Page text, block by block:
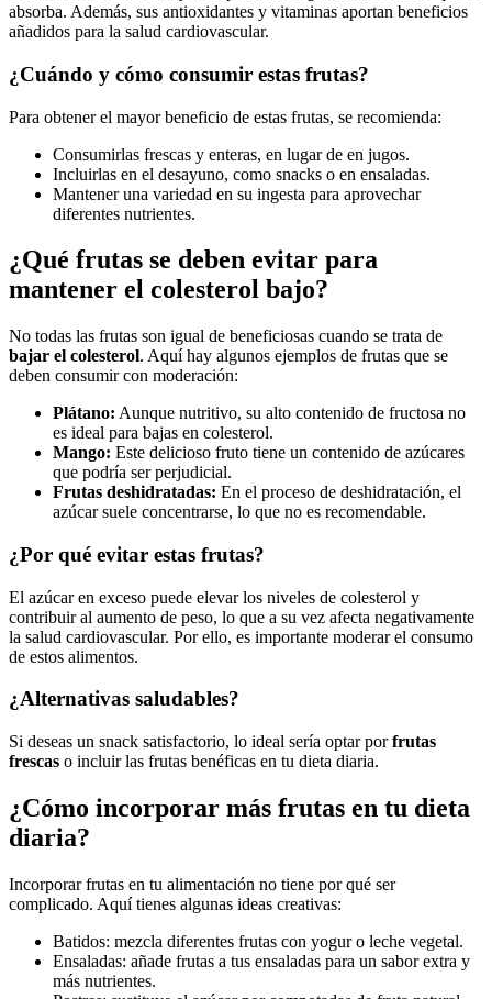
absorba. Además, sus antioxidantes y vitaminas aportan beneficios
añadidos para la salud cardiovascular.
¿Cuándo y cómo consumir estas frutas?
Para obtener el mayor beneficio de estas frutas, se recomienda:
Consumirlas frescas y enteras, en lugar de en jugos.
Incluirlas en el desayuno, como snacks o en ensaladas.
Mantener una variedad en su ingesta para aprovechar
diferentes nutrientes.
¿Qué frutas se deben evitar para
mantener el colesterol bajo?
No todas las frutas son igual de beneficiosas cuando se trata de
bajar el colesterol. Aquí hay algunos ejemplos de frutas que se
deben consumir con moderación:
Plátano: Aunque nutritivo, su alto contenido de fructosa no
es ideal para bajas en colesterol.
Mango: Este delicioso fruto tiene un contenido de azúcares
que podría ser perjudicial.
Frutas deshidratadas: En el proceso de deshidratación, el
azúcar suele concentrarse, lo que no es recomendable.
¿Por qué evitar estas frutas?
El azúcar en exceso puede elevar los niveles de colesterol y
contribuir al aumento de peso, lo que a su vez afecta negativamente
la salud cardiovascular. Por ello, es importante moderar el consumo
de estos alimentos.
¿Alternativas saludables?
Si deseas un snack satisfactorio, lo ideal sería optar porfrutas
frescas o incluir las frutas benéficas en tu dieta diaria.
¿Cómo incorporar más frutas en tu dieta
diaria?
Incorporar frutas en tu alimentación no tiene por qué ser
complicado. Aquí tienes algunas ideas creativas:
Batidos: mezcla diferentes frutas con yogur o leche vegetal.
Ensaladas: añade frutas a tus ensaladas para un sabor extra y
más nutrientes.